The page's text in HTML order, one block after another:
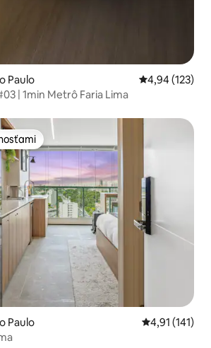
Paulo Priemerné
4,94 (123)
| 1min Metrô Faria Lima
Paulo Priemerné
4,91 (141)